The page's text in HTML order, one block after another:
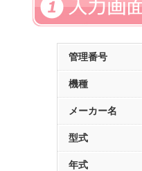
管理番号
機種
メーカー名
型式
年式